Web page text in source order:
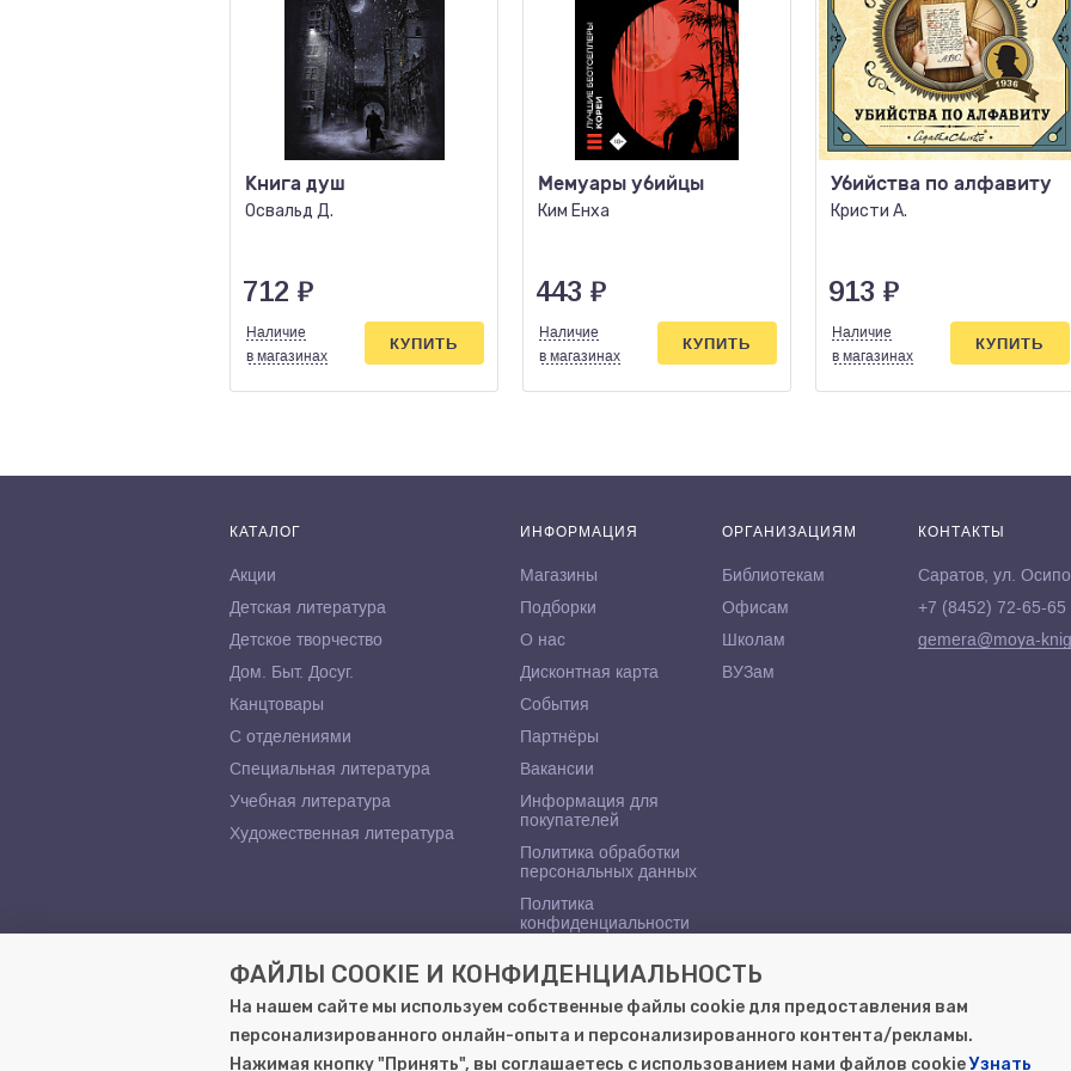
Книга душ
Освальд Д.
712 ₽
Наличие
в магазинах
КУПИТЬ
Мемуары убийцы
Ким Ёнха
443 ₽
Наличие
в магазинах
КУПИТЬ
Убийства по алфавиту
Кристи А.
913 ₽
Наличие
в магазинах
КУПИТЬ
КАТАЛОГ
Акции
Детская литература
Детское творчество
Дом. Быт. Досуг.
Канцтовары
С отделениями
Специальная литература
Учебная литература
Художественная литература
ИНФОРМАЦИЯ
Магазины
Подборки
О нас
Дисконтная карта
События
Партнёры
Вакансии
Информация для
покупателей
Политика обработки
персональных данных
Политика
конфиденциальности
ОРГАНИЗАЦИЯМ
Библиотекам
Офисам
Школам
ВУЗам
КОНТАКТЫ
Саратов, ул.
+7 (8452) 72-65-65
gemera@moya-
© 2000–2026, ООО «Гемера-Плюс»
ФАЙЛЫ COOKIE И КОНФИДЕНЦИАЛЬНОСТЬ
На нашем сайте мы используем собственные файлы cookie для предоставления вам
персонализированного онлайн-опыта и персонализированного контента/рекламы.
Нажимая кнопку "Принять", вы соглашаетесь с использованием нами файлов cookieУзнать